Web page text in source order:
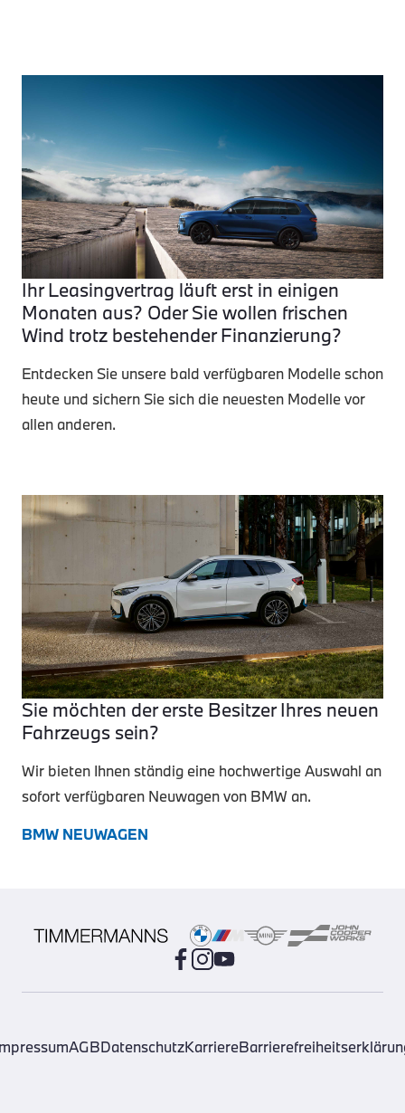
Ihr Leasingvertrag läuft erst in einigen
Monaten aus? Oder Sie wollen frischen
Wind trotz bestehender Finanzierung?
Entdecken Sie unsere bald verfügbaren Modelle schon
heute und sichern Sie sich die neuesten Modelle vor
allen anderen.
Sie möchten der erste Besitzer Ihres neuen
Fahrzeugs sein?
Wir bieten Ihnen ständig eine hochwertige Auswahl an
sofort verfügbaren Neuwagen von BMW an.
BMW NEUWAGEN
AGBDatenschutzKarriere